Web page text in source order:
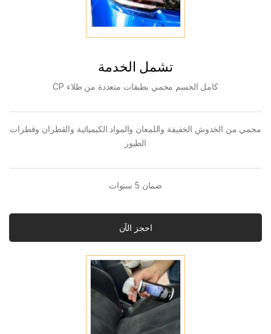
تشمل الخدمة
كامل الجسم محمي بطبقات متعددة من طلاء CP
محمي من الخدوش الخفيفة واللمعان والمواد الكيميائية والقطران وقطرات
الطيور
ضمان 5 سنوات
احجز الآن